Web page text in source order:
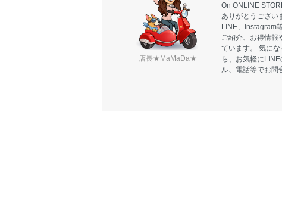
店長★MaMaDa★
On ONLINE
ありがとうござい
LINE、Instagram
ご紹介、お得情報
ています。 気に
ら、お気軽に
ル、電話等でお問